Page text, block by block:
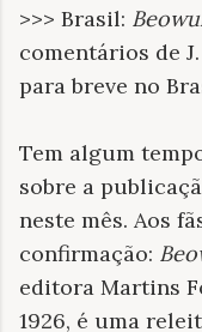
>>> Brasil:
comentários de
para breve no
Tem algum
sobre a
neste mês. Aos
confirmação:
editora Martins
1926, é uma